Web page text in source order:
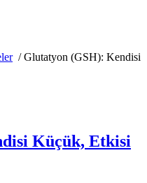
/Glutatyon (GSH): Kendisi
Küçük, Etkisi